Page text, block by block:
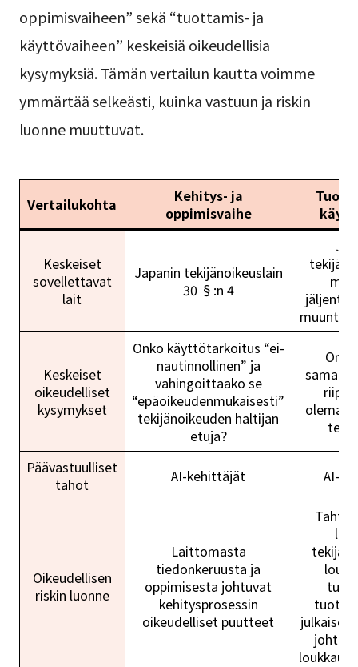
oppimisvaiheen” sekä “tuottamis- ja
käyttövaiheen” keskeisiä oikeudellisia
kysymyksiä. Tämän vertailun kautta voimme
ymmärtää selkeästi, kuinka vastuun ja riskin
luonne muuttuvat.
Vertailukohta
Kehitys- ja
oppimisvaihe
Keskeiset
sovellettavat
lait
Japanin tekijänoikeuslain
30 §:n 4
Keskeiset
oikeudelliset
kysymykset
Onko käyttötarkoitus “ei-
nautinnollinen” ja
vahingoittaako se
“epäoikeudenmukaisesti”
tekijänoikeuden haltijan
etuja?
Päävastuulliset
tahot
AI-kehittäjät AI-
Oikeudellisen
riskin luonne
Laittomasta
tiedonkeruusta ja
oppimisesta johtuvat
kehitysprosessin
oikeudelliset puutteet
johtaa